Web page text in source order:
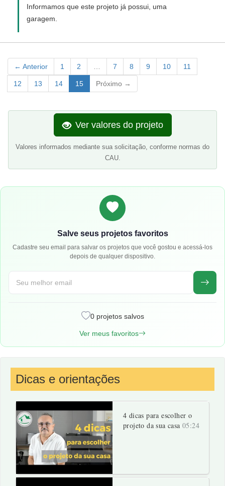
Informamos que este projeto já possui, uma
garagem.
← Anterior 1 2 7 8 9 10 11
12 13 14 15 Próximo →
Ver valores do projeto
Valores informados mediante sua solicitação, conforme normas do
CAU.
Salve seus projetos favoritos
Cadastre seu email para salvar os projetos que você gostou e acessá-los
depois de qualquer dispositivo.
0 projetos salvos
Ver meus favoritos
Dicas e orientações
4 dicas para escolher o
projeto da sua casa05:24